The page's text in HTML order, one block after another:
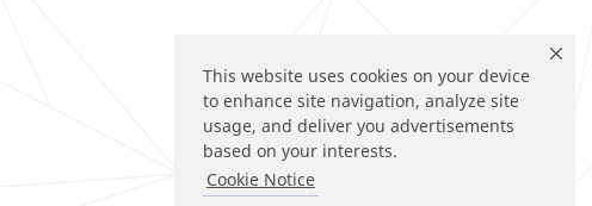
This website uses cookies on your device
to enhance site navigation, analyze site
usage, and deliver you advertisements
based on your interests.
Cookie Notice